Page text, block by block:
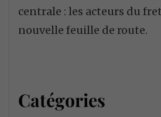
centrale : les acteurs du
nouvelle feuille de route.
Catégories